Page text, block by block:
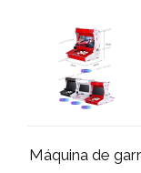
Máquina de